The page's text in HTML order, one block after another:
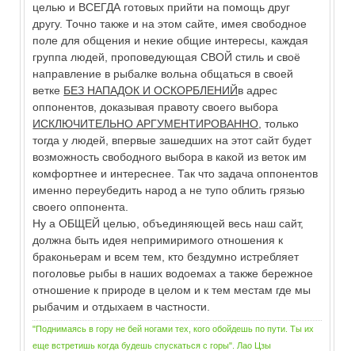
целью и ВСЕГДА готовых прийти на помощь друг
другу. Точно также и на этом сайте, имея свободное
поле для общения и некие общие интересы, каждая
группа людей, проповедующая СВОЙ стиль и своё
направление в рыбалке вольна общаться в своей
ветке БЕЗ НАПАДОК И ОСКОРБЛЕНИЙв адрес
оппонентов, доказывая правоту своего выбора
ИСКЛЮЧИТЕЛЬНО АРГУМЕНТИРОВАННО , только
тогда у людей, впервые зашедших на этот сайт будет
возможность свободного выбора в какой из веток им
комфортнее и интереснее. Так что задача оппонентов
именно переубедить народ а не тупо облить грязью
своего оппонента.
Ну а ОБЩЕЙ целью, объединяющей весь наш сайт,
должна быть идея непримиримого отношения к
браконьерам и всем тем, кто бездумно истребляет
поголовье рыбы в наших водоемах а также бережное
отношение к природе в целом и к тем местам где мы
рыбачим и отдыхаем в частности.
"Поднимаясь в гору не бей ногами тех, кого обойдешь по пути. Ты их
еще встретишь когда будешь спускаться с горы". Лао Цзы